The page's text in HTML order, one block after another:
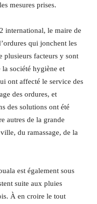
mesures prises.
international, le maire de
qui jonchent les
plusieurs facteurs y sont
société hygiène et
ont affecté le service des
des ordures, et
des solutions ont été
autres de la grande
du ramassage, de la
est également sous
suite aux pluies
À en croire le tout